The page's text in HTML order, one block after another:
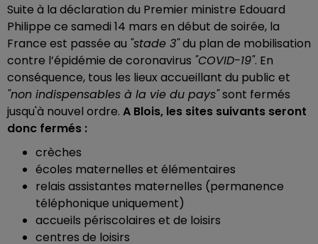
Suite à la déclaration du Premier ministre Edouard
Philippe ce samedi 14 mars en début de soirée, la
France est passée au "stade 3"du plan de mobilisation
contre l’épidémie de coronavirus "COVID-19". En
conséquence, tous les lieux accueillant du public et
"non indispensables à la vie du pays"sont fermés
jusqu'à nouvel ordre. A Blois, les sites suivants seront
donc fermés :
crèches
écoles maternelles et élémentaires
relais assistantes maternelles (permanence
téléphonique uniquement)
accueils périscolaires et de loisirs
centres de loisirs